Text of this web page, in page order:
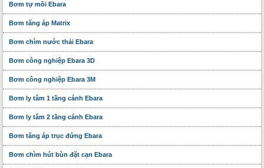
Bơm tự mồi Ebara
Bơm tăng áp Matrix
Bơm chìm nước thải Ebara
Bơm công nghiệp Ebara 3D
Bơm công nghiệp Ebara 3M
Bơm ly tâm 1 tầng cánh Ebara
Bơm ly tâm 2 tầng cánh Ebara
Bơm tăng áp trục đứng Ebara
Bơm chìm hút bùn đặt cạn Ebara